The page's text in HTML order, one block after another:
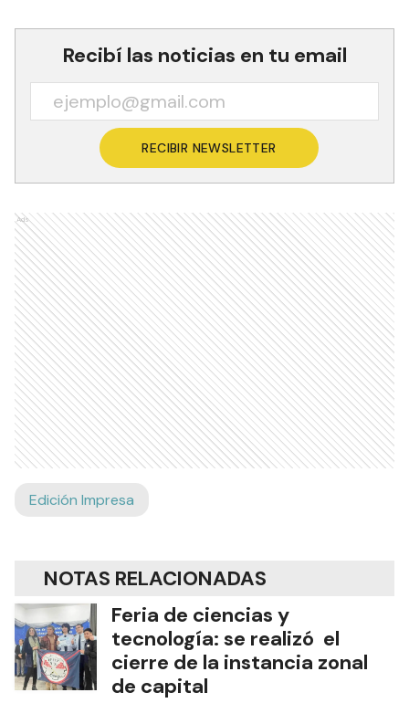
Recibí las noticias en tu email
RECIBIR NEWSLETTER
Ads
Edición Impresa
NOTAS RELACIONADAS
Feria de ciencias y
tecnología: se realizó el
cierre de la instancia zonal
de capital